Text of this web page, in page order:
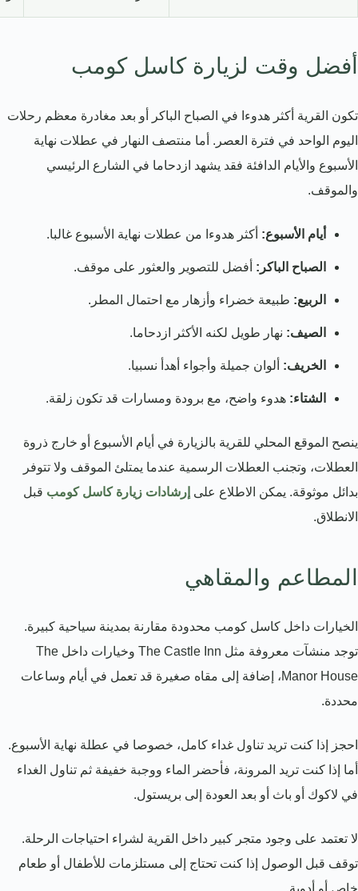
أفضل وقت لزيارة كاسل كومب
تكون القرية أكثر هدوءا في الصباح الباكر أو بعد مغادرة معظم رحلات
اليوم الواحد في فترة العصر. أما منتصف النهار في عطلات نهاية
الأسبوع والأيام الدافئة فقد يشهد ازدحاما في الشارع الرئيسي
والموقف.
أيام الأسبوع: أكثر هدوءا من عطلات نهاية الأسبوع غالبا.
الصباح الباكر: أفضل للتصوير والعثور على موقف.
الربيع: طبيعة خضراء وأزهار مع احتمال المطر.
الصيف: نهار طويل لكنه الأكثر ازدحاما.
الخريف: ألوان جميلة وأجواء أهدأ نسبيا.
الشتاء: هدوء واضح، مع برودة ومسارات قد تكون زلقة.
ينصح الموقع المحلي للقرية بالزيارة في أيام الأسبوع أو خارج ذروة
العطلات، وتجنب العطلات الرسمية عندما يمتلئ الموقف ولا تتوفر
بدائل موثوقة. يمكن الاطلاع على إرشادات زيارة كاسل كومب قبل
الانطلاق.
المطاعم والمقاهي
الخيارات داخل كاسل كومب محدودة مقارنة بمدينة سياحية كبيرة.
توجد منشآت معروفة مثل The Castle Inn وخيارات داخل The
Manor House، إضافة إلى مقاه صغيرة قد تعمل في أيام وساعات
محددة.
احجز إذا كنت تريد تناول غداء كامل، خصوصا في عطلة نهاية الأسبوع.
أما إذا كنت تريد المرونة، فأحضر الماء ووجبة خفيفة ثم تناول الغداء
في لاكوك أو باث أو بعد العودة إلى بريستول.
لا تعتمد على وجود متجر كبير داخل القرية لشراء احتياجات الرحلة.
توقف قبل الوصول إذا كنت تحتاج إلى مستلزمات للأطفال أو طعام